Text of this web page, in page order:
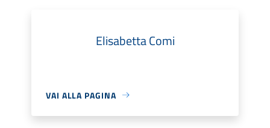
Elisabetta Comi
VAI ALLA PAGINA